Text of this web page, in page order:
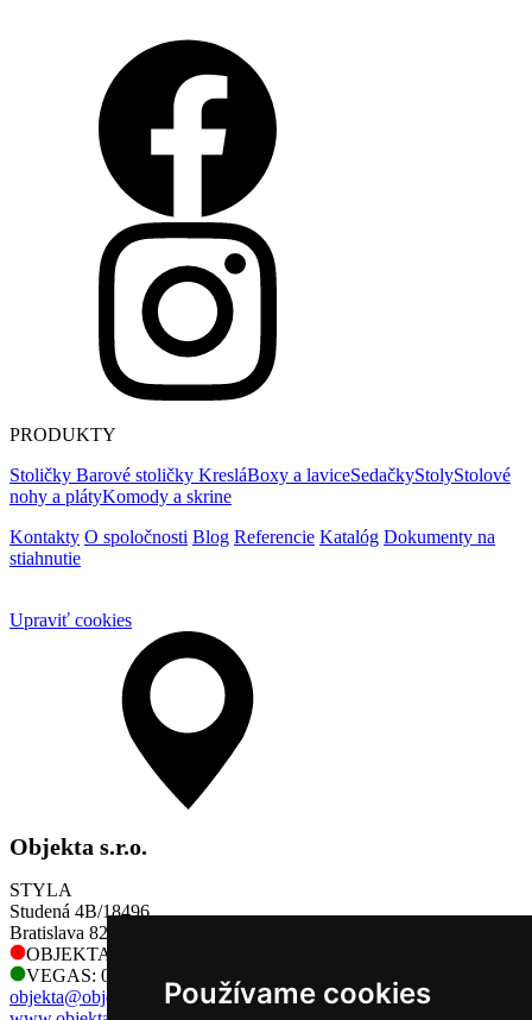
Používame cookies
PRODUKTY
Stoličky Barové stoličky KresláBoxy a laviceSedačkyStolyStolové
nohy a plátyKomody a skrine
Kontakty O spoločnosti Blog Referencie Katalóg Dokumenty na
stiahnutie
Upraviť cookies
Objekta s.r.o.
STYLA
Studená 4B/18496
Bratislava 821 04
OBJEKTA: 0905 730 128
VEGAS: 0905 730 128
objekta@objekta.sk